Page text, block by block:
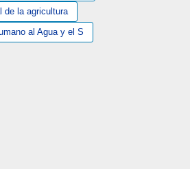
de la agricultura
al Agua y el S